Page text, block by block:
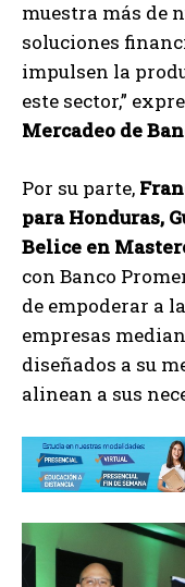
muestra más de
soluciones
impulsen la
este sector,”
Mercadeo de
Por su parte,
para Honduras,
Belice en
con Banco
de empoderar a
empresas
diseñados a su
alinean a sus